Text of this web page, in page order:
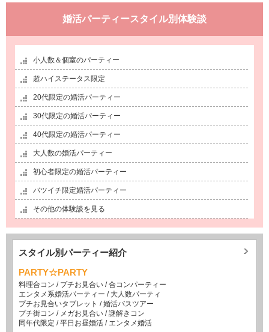
婚活パーティースタイル別体験談
小人数＆個室のパーティー
超ハイステータス限定
20代限定の婚活パーティー
30代限定の婚活パーティー
40代限定の婚活パーティー
大人数の婚活パーティー
初心者限定の婚活パーティー
バツイチ限定婚活パーティー
その他の体験談を見る
スタイル別パーティー紹介
PARTY☆PARTY
料理合コン / プチお見合い /合コンパーティー
エンタメ系婚活パーティー / 大人数パーティ
プチお見合いタブレット /婚活バスツアー
プチ街コン / メガお見合い /謎解きコン
同年代限定 /平日お昼婚活 / エンタメ婚活